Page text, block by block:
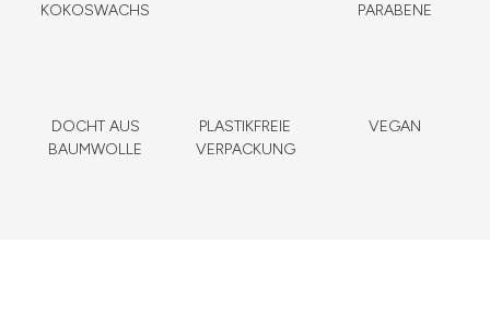
KOKOSWACHS
PARABENE
DOCHT AUS
BAUMWOLLE
PLASTIKFREIE
VERPACKUNG
VEGAN